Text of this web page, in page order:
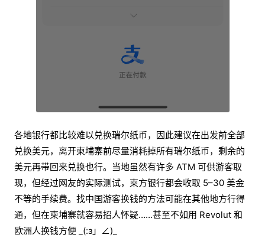
各地银行都比较难以兑换瑞尔纸币，因此建议在出发前全部
兑换美元，离开柬埔寨前尽量消耗掉所有瑞尔纸币，剩余的
美元再带回来兑换也行。当地虽然有许多 ATM 可供游客取
现，但经过网友的实际测试，柬方银行都会收取 5–30 美金
不等的手续费。找中国游客换钱的方法可能在其他地方行得
通，但在柬埔寨就容易招人怀疑……甚至不如用 Revolut 和
欧洲人换钱方便 _(:з」∠)_